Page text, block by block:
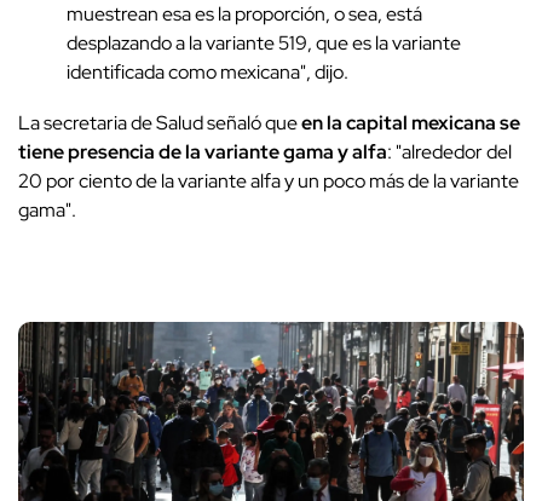
muestrean esa es la proporción, o sea, está
desplazando a la variante 519, que es la variante
identificada como mexicana", dijo.
La secretaria de Salud señaló queen la capital mexicana se
tiene presencia de la variante gama y alfa: "alrededor del
20 por ciento de la variante alfa y un poco más de la variante
gama".